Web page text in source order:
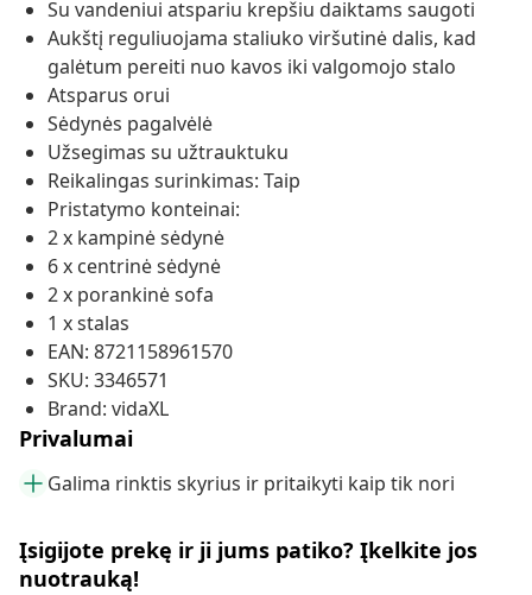
Su vandeniui atspariu krepšiu daiktams saugoti
Aukštį reguliuojama staliuko viršutinė dalis, kad
galėtum pereiti nuo kavos iki valgomojo stalo
Atsparus orui
Sėdynės pagalvėlė
Užsegimas su užtrauktuku
Reikalingas surinkimas: Taip
Pristatymo konteinai:
2 x kampinė sėdynė
6 x centrinė sėdynė
2 x porankinė sofa
1 x stalas
EAN: 8721158961570
SKU: 3346571
Brand: vidaXL
Privalumai
Galima rinktis skyrius ir pritaikyti kaip tik nori
Įsigijote prekę ir ji jums patiko? Įkelkite jos
nuotrauką!